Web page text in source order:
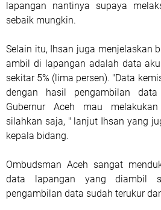
lapangan nantinya supaya
sebaik mungkin.
Selain itu, Ihsan juga menjelaskan
ambil di lapangan adalah data
sekitar 5% (lima persen). "Data
dengan hasil pengambilan
Gubernur Aceh mau
silahkan saja, " lanjut Ihsan yang
kepala bidang.
Ombudsman Aceh sangat
data lapangan yang diambil
pengambilan data sudah terukur